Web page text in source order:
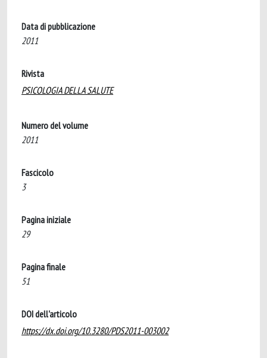
Data di pubblicazione
2011
Rivista
PSICOLOGIA DELLA SALUTE
Numero del volume
2011
Fascicolo
3
Pagina iniziale
29
Pagina finale
51
DOI dell'articolo
https://dx.doi.org/10.3280/PDS2011-003002